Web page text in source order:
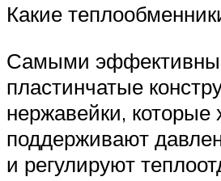
Какие
Самыми
пластинчатые
нержавейки, которые
поддерживают
и регулируют